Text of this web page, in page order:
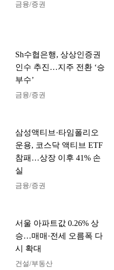
금융/증권
Sh수협은행, 상상인증권
인수 추진…지주 전환 ‘승
부수’
금융/증권
삼성액티브·타임폴리오
운용, 코스닥 액티브 ETF
참패…상장 이후 41% 손
실
금융/증권
서울 아파트값 0.26% 상
승…매매·전세 오름폭 다
시 확대
건설/부동산